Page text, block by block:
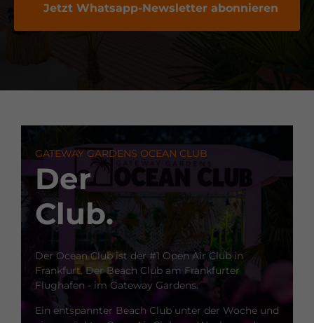
Jetzt Whatsapp-Newsletter abonnieren
GATEWAY GARDENS OCEAN CLUB
Der
Club.
Der Ocean Club ist der #1 Open Air Club in
Frankfurt. Der Beach Club am Frankfurter
Flughafen - im Gateway Gardens.
Ein entspannter Beach Club unter der Woche und